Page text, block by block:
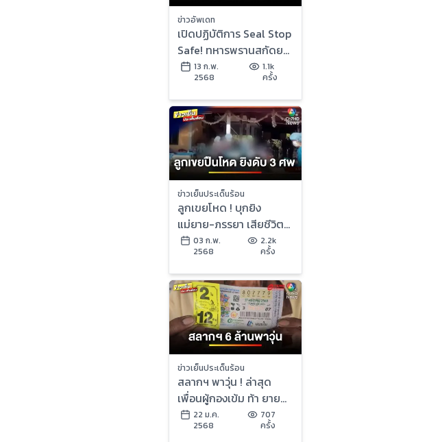
ข่าวอัพเดท
เปิดปฏิบัติการ Seal Stop
Safe! ทหารพรานสกัดยา
เสพติด จับ 3 ชาวลาว ขน
ไอซ์-ยาบ้า ริมโขง
นครพนม
13 ก.พ.
2568
1.1k
ครั้ง
ข่าวเย็นประเด็นร้อน
ลูกเขยโหด ! บุกยิง
แม่ยาย-ภรรยา เสียชีวิต
คาบ้าน คาดปมหึงหวง |
ข่าวเย็นประเด็นร้อน
03 ก.พ.
2568
2.2k
ครั้ง
ข่าวเย็นประเด็นร้อน
สลากฯ พาวุ่น ! ล่าสุด
เพื่อนผู้กองเข้ม ท้า ยาย
แหล่เปิดหน้าสู้ | ข่าวเย็น
ประเด็นร้อน
22 ม.ค.
2568
707
ครั้ง